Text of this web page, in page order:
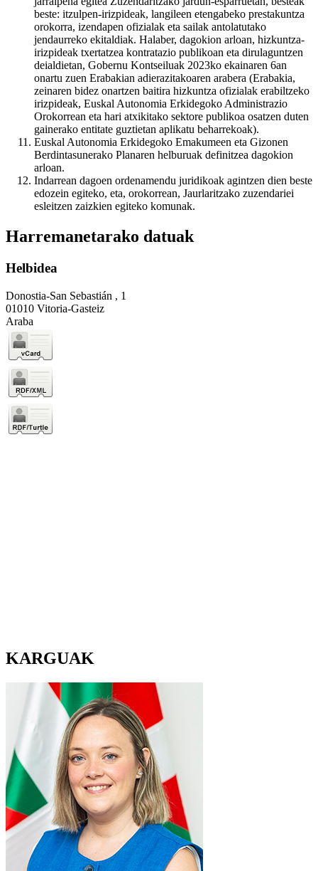
beste: itzulpen-irizpideak, langileen etengabeko prestakuntza
orokorra, izendapen ofizialak eta sailak antolatutako
jendaurreko ekitaldiak. Halaber, dagokion arloan, hizkuntza-
irizpideak txertatzea kontratazio publikoan eta dirulaguntzen
deialdietan, Gobernu Kontseiluak 2023ko ekainaren 6an
onartu zuen Erabakian adierazitakoaren arabera (Erabakia,
zeinaren bidez onartzen baitira hizkuntza ofizialak erabiltzeko
irizpideak, Euskal Autonomia Erkidegoko Administrazio
Orokorrean eta hari atxikitako sektore publikoa osatzen duten
gainerako entitate guztietan aplikatu beharrekoak).
Euskal Autonomia Erkidegoko Emakumeen eta Gizonen
Berdintasunerako Planaren helburuak definitzea dagokion
arloan.
Indarrean dagoen ordenamendu juridikoak agintzen dien beste
edozein egiteko, eta, orokorrean, Jaurlaritzako zuzendariei
esleitzen zaizkien egiteko komunak.
Harremanetarako datuak
Helbidea
Donostia-San Sebastián , 1
01010 Vitoria-Gasteiz
Araba
KARGUAK